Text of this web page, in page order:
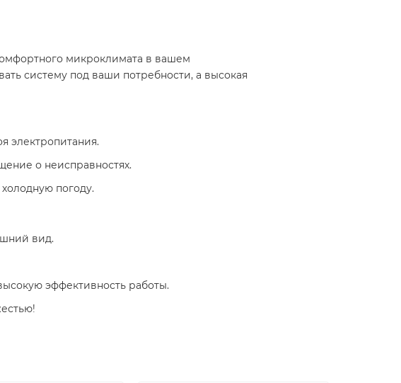
микроклимата в вашем
систему под ваши потребности, а высокая
электропитания.​
о неисправностях.​
погоду.
вид.​
эффективность работы.​